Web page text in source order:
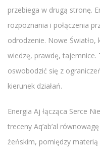
przebiega w drugą stronę.
rozpoznania i połączenia
odrodzenie. Nowe
wiedzę, prawdę,
oswobodzić się z
kierunek działań.
Energia Aj łącząca Serce
treceny Aq’ab’al
żeńskim, pomiędzy